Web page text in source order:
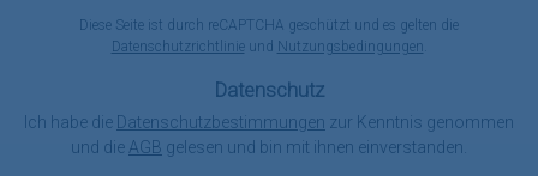
Diese Seite ist durch reCAPTCHA geschützt und es gelten die
Datenschutzrichtlinieund Nutzungsbedingungen
Datenschutz
Ich habe die Datenschutzbestimmungen zur Kenntnis genommen
und die AGB gelesen und bin mit ihnen einverstanden.